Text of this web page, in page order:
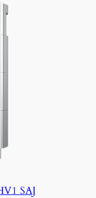
SAJ